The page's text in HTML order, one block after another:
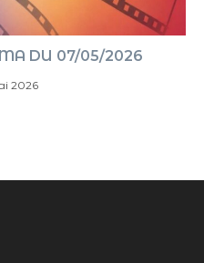
DU 07/05/2026
2026